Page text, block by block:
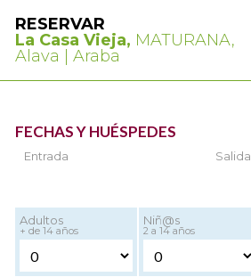
RESERVAR
La Casa Vieja, MATURANA,
Alava | Araba
FECHAS Y HUÉSPEDES
Entrada Salida
Adultos
+ de 14 años
Niñ@s
2 a 14 años